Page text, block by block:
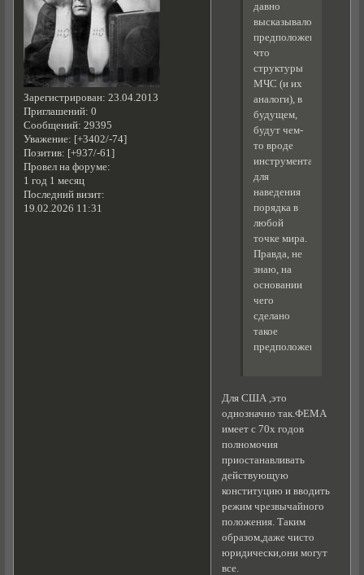
Зарегистрирован: 23.04.2013
Приглашений: 0
Сообщений: 29395
Уважение: [+3402/-74]
Позитив: [+937/-61]
Провел на форуме:
1 год 1 месяц
Последний визит:
19.02.2026 11:31
давно
высказывалось
предположение,
что
структуры
МЧС (и их
аналоги), в
будущем,
будут чем-
то вроде
инструмента
для
наведения
порядка в
любой
точке мира.
Правда, не
знаю, на
основании
чего
сделано
такое
предположение.
Для США ,это
однозначно так.ФЕМА
имеет с 70х годов
полномочия
приостанавливать
действующую
конституцию и вводить
режим чрезвычайного
положения. Таким
образом,даже чисто
юридически,они могут
все.